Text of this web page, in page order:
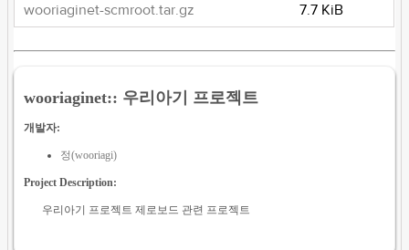
wooriaginet-scmroot.tar.gz
7.7 KiB
wooriaginet:: 우리아기 프로젝트
개발자:
정(wooriagi)
Project Description:
우리아기 프로젝트 제로보드 관련 프로젝트